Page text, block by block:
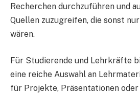
Recherchen durchzuführen und
Quellen zuzugreifen, die sonst
wären.
Für Studierende und Lehrkräfte
eine reiche Auswahl an
für Projekte, Präsentationen